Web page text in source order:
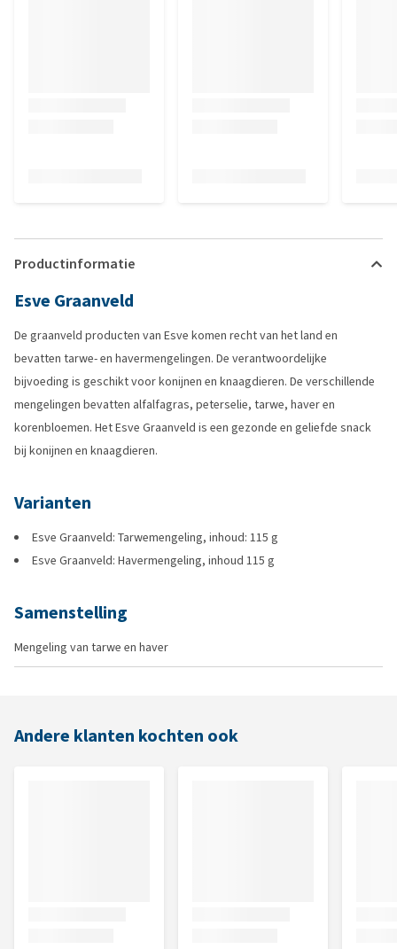
Productinformatie
Esve Graanveld
De graanveld producten van Esve komen recht van het land en
bevatten tarwe- en havermengelingen. De verantwoordelijke
bijvoeding is geschikt voor konijnen en knaagdieren. De verschillende
mengelingen bevatten alfalfagras, peterselie, tarwe, haver en
korenbloemen. Het Esve Graanveld is een gezonde en geliefde snack
bij konijnen en knaagdieren.
Varianten
Esve Graanveld: Tarwemengeling, inhoud: 115 g
Esve Graanveld: Havermengeling, inhoud 115 g
Samenstelling
Mengeling van tarwe en haver
Andere klanten kochten ook